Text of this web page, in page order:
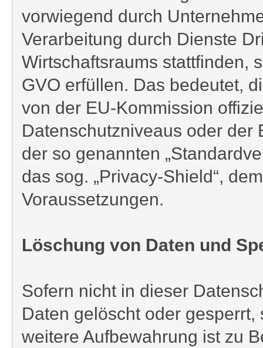
vorwiegend durch
Verarbeitung durch Dienste
Wirtschaftsraums stattfinden,
GVO erfüllen. Das bedeutet,
von der EU-Kommission
Datenschutzniveaus oder der
der so genannten
das sog. „Privacy-Shield“,
Voraussetzungen.
Löschung von Daten und
Sofern nicht in dieser
Daten gelöscht oder
weitere Aufbewahrung ist zu